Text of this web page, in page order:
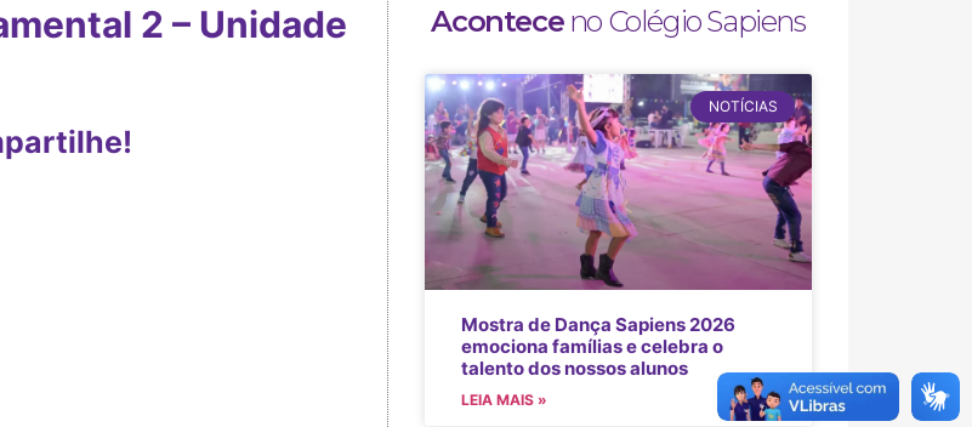
2 – Unidade
Aconteceno Colégio Sapiens
NOTÍCIAS
Mostra de Dança Sapiens 2026
emociona famílias e celebra o
talento dos nossos alunos
LEIA MAIS »